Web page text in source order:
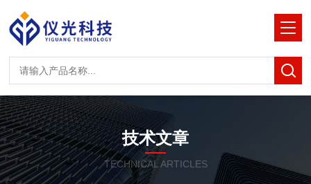
技术文章
TECHNICAL ARTICLES